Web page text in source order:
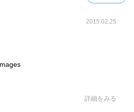
2015.02.25
詳細をみる